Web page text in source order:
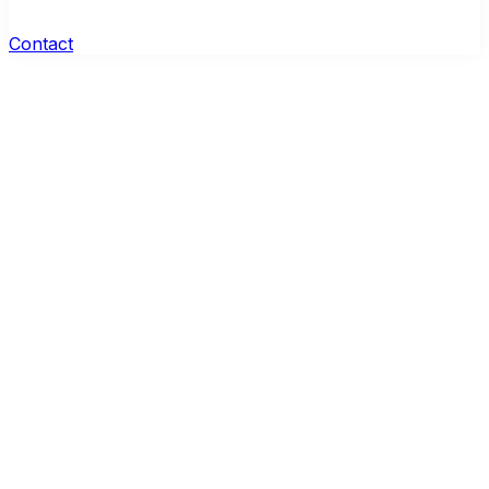
Contact